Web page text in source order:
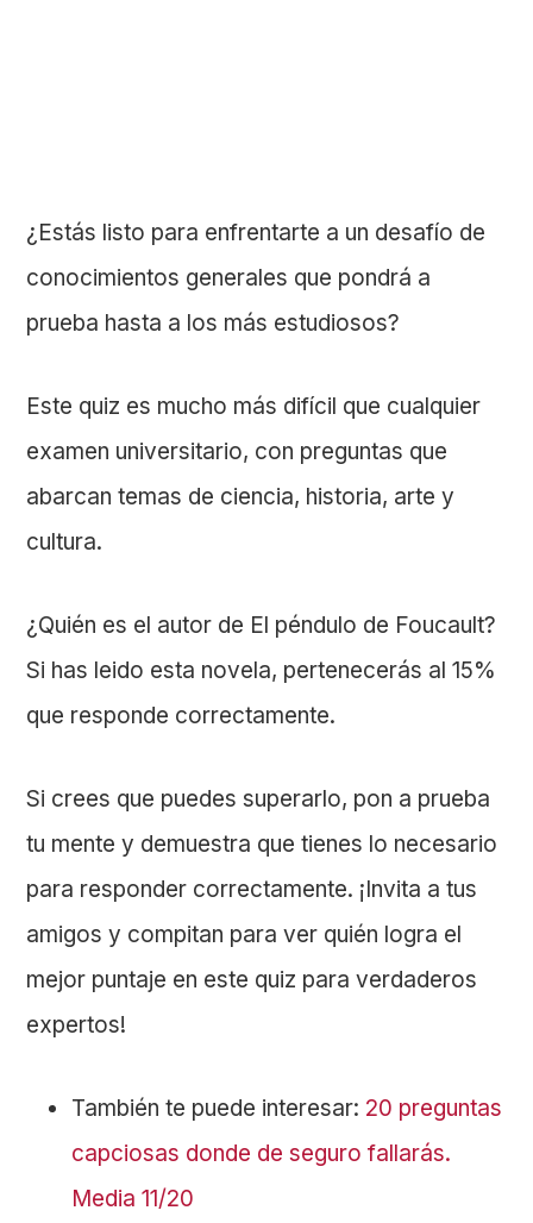
¿Estás listo para enfrentarte a un desafío de
conocimientos generales que pondrá a
prueba hasta a los más estudiosos?
Este quiz es mucho más difícil que cualquier
examen universitario, con preguntas que
abarcan temas de ciencia, historia, arte y
cultura.
¿Quién es el autor de El péndulo de Foucault?
Si has leido esta novela, pertenecerás al 15%
que responde correctamente.
Si crees que puedes superarlo, pon a prueba
tu mente y demuestra que tienes lo necesario
para responder correctamente. ¡Invita a tus
amigos y compitan para ver quién logra el
mejor puntaje en este quiz para verdaderos
expertos!
También te puede interesar: 20 preguntas
capciosas donde de seguro fallarás.
Media 11/20